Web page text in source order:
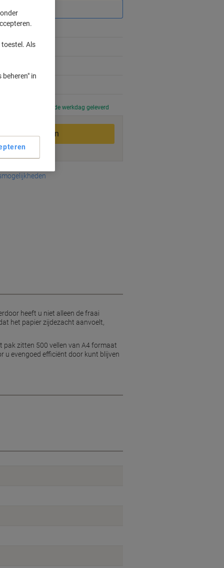
uur besteld, volgende werkdag geleverd
In winkelwagen
heeft u niet alleen de fraai
het papier zijdezacht aanvoelt,
pak zitten 500 vellen van A4 formaat
u evengoed efficiënt door kunt blijven
Als
in